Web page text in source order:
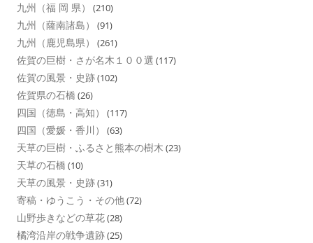
九州（福 岡 県） (210)
九州（薩南諸島） (91)
九州（鹿児島県） (261)
佐賀の巨樹・さが名木１００選 (117)
佐賀の風景・史跡(102)
佐賀県の石橋 (26)
四国（徳島・高知） (117)
四国（愛媛・香川） (63)
天草の巨樹・ふるさと熊本の樹木 (23)
天草の石橋 (10)
天草の風景・史跡(31)
寄稿・ゆうこう・その他(72)
山野歩きなどの草花(28)
橘湾沿岸の戦争遺跡(25)